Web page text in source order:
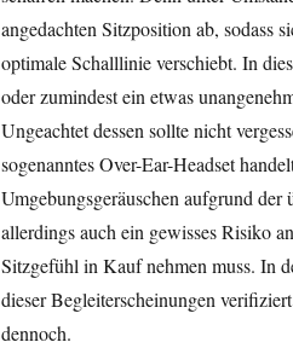
angedachten Sitzposition ab, sodass
optimale Schalllinie verschiebt. In
oder zumindest ein etwas
Ungeachtet dessen sollte nicht
sogenanntes Over-Ear-Headset
Umgebungsgeräuschen aufgrund
allerdings auch ein gewisses Risiko
Sitzgefühl in Kauf nehmen muss. In
dieser Begleiterscheinungen
dennoch.